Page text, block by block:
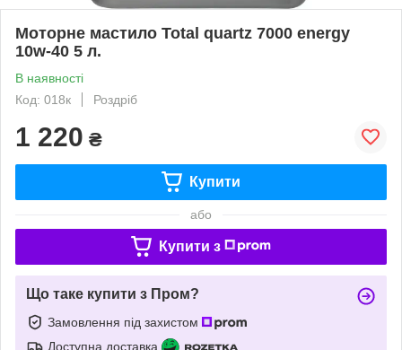
Моторне мастило Total quartz 7000 energy
10w-40 5 л.
В наявності
Код: 018к
Роздріб
1 220 ₴
Купити
або
Купити з
Що таке купити з Пром?
Замовлення під захистом
Доступна доставка